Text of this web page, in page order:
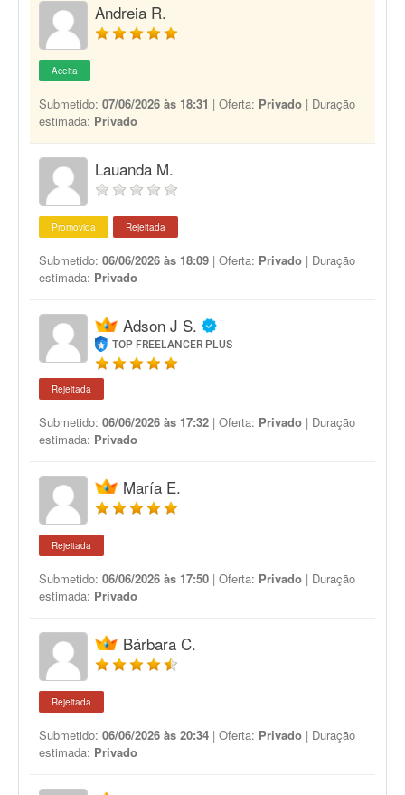
Andreia R.
Aceita
Submetido: 07/06/2026 às 18:31 | Oferta: Privado | Duração
estimada: Privado
Lauanda M.
Promovida Rejeitada
Submetido: 06/06/2026 às 18:09 | Oferta: Privado | Duração
estimada: Privado
Adson J S.
TOP FREELANCER PLUS
Rejeitada
Submetido: 06/06/2026 às 17:32 | Oferta: Privado | Duração
estimada: Privado
María E.
Rejeitada
Submetido: 06/06/2026 às 17:50 | Oferta: Privado | Duração
estimada: Privado
Bárbara C.
Rejeitada
Submetido: 06/06/2026 às 20:34 | Oferta: Privado | Duração
estimada: Privado